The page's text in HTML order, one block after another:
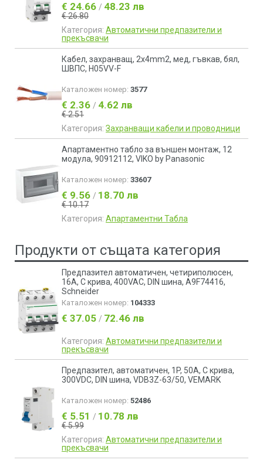
€ 24.66 / 48.23 лв
€ 26.80
Категория: Автоматични предпазители и
прекъсвачи
Кабел, захранващ, 2х4mm2, мед, гъвкав, бял,
ШВПС, H05VV-F
Каталожен номер: 3577
€ 2.36 / 4.62 лв
€ 2.51
Категория: Захранващи кабели и проводници
Апартаментно табло за външен монтаж, 12
модула, 90912112, VIKO by Panasonic
Каталожен номер: 33607
€ 9.56 / 18.70 лв
€ 10.17
Категория: Апартаментни Табла
Продукти от същата категория
Предпазител автоматичен, четириполюсен,
16A, C крива, 400VAC, DIN шина, A9F74416,
Schneider
Каталожен номер: 104333
€ 37.05 / 72.46 лв
Категория: Автоматични предпазители и
прекъсвачи
Предпазител, автоматичен, 1P, 50A, C крива,
300VDC, DIN шина, VDB3Z-63/50, VEMARK
Каталожен номер: 52486
€ 5.51 / 10.78 лв
€ 5.99
Категория: Автоматични предпазители и
прекъсвачи